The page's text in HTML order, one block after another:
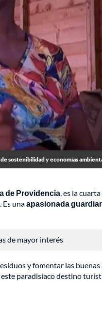
sostenibilidad y economías
de Providencia, es la
unaapasionada
de mayor interés
y fomentar las
paradisíaco destino